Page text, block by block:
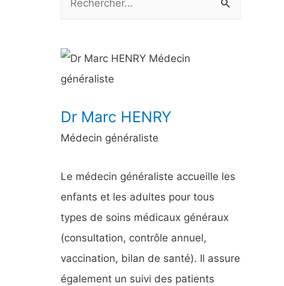
h
e
c
h
r
:
Dr Marc HENRY
Médecin généraliste
Le médecin généraliste accueille les
enfants et les adultes pour tous
types de soins médicaux généraux
(consultation, contrôle annuel,
vaccination, bilan de santé). Il assure
également un suivi des patients